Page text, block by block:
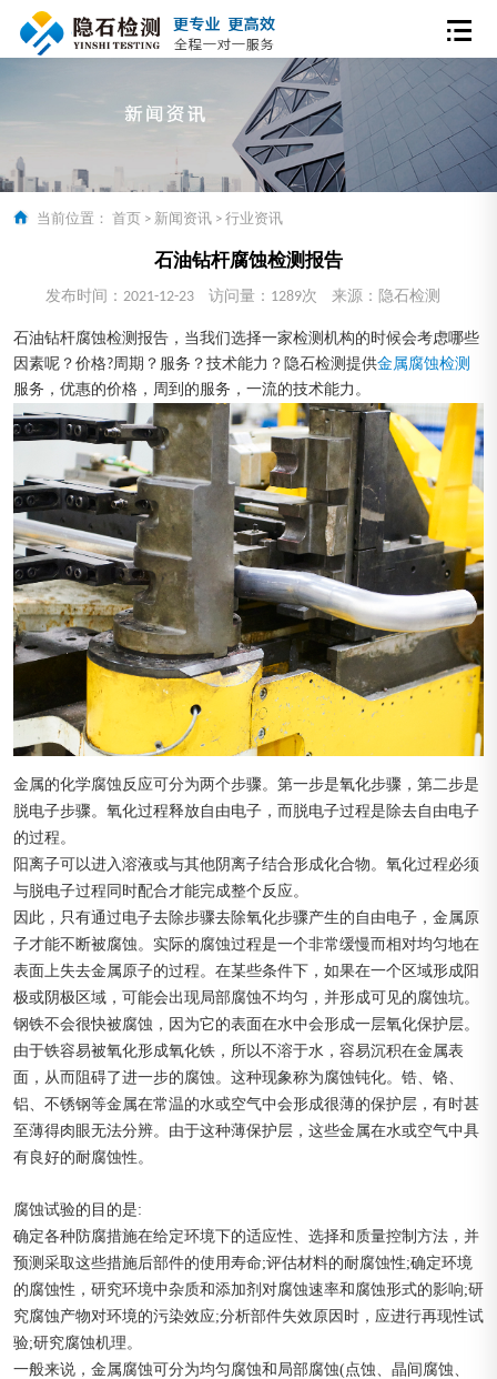
当前位置： 首页 > 新闻资讯 > 行业资讯
石油钻杆腐蚀检测报告
发布时间：2021-12-23 访问量：1289次 来源：隐石检测
石油钻杆腐蚀检测报告，当我们选择一家检测机构的时候会考虑哪些
因素呢？价格?周期？服务？技术能力？隐石检测提供金属腐蚀检测
服务，优惠的价格，周到的服务，一流的技术能力。
金属的化学腐蚀反应可分为两个步骤。第一步是氧化步骤，第二步是
脱电子步骤。氧化过程释放自由电子，而脱电子过程是除去自由电子
的过程。
阳离子可以进入溶液或与其他阴离子结合形成化合物。氧化过程必须
与脱电子过程同时配合才能完成整个反应。
因此，只有通过电子去除步骤去除氧化步骤产生的自由电子，金属原
子才能不断被腐蚀。实际的腐蚀过程是一个非常缓慢而相对均匀地在
表面上失去金属原子的过程。在某些条件下，如果在一个区域形成阳
极或阴极区域，可能会出现局部腐蚀不均匀，并形成可见的腐蚀坑。
钢铁不会很快被腐蚀，因为它的表面在水中会形成一层氧化保护层。
由于铁容易被氧化形成氧化铁，所以不溶于水，容易沉积在金属表
面，从而阻碍了进一步的腐蚀。这种现象称为腐蚀钝化。锆、铬、
铝、不锈钢等金属在常温的水或空气中会形成很薄的保护层，有时甚
至薄得肉眼无法分辨。由于这种薄保护层，这些金属在水或空气中具
有良好的耐腐蚀性。
腐蚀试验的目的是:
确定各种防腐措施在给定环境下的适应性、选择和质量控制方法，并
预测采取这些措施后部件的使用寿命;评估材料的耐腐蚀性;确定环境
的腐蚀性，研究环境中杂质和添加剂对腐蚀速率和腐蚀形式的影响;研
究腐蚀产物对环境的污染效应;分析部件失效原因时，应进行再现性试
验;研究腐蚀机理。
一般来说，金属腐蚀可分为均匀腐蚀和局部腐蚀(点蚀、晶间腐蚀、